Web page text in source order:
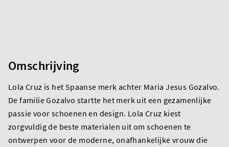
Omschrijving
Lola Cruz is het Spaanse merk achter Maria Jesus Gozalvo.
De familie Gozalvo startte het merk uit een gezamenlijke
passie voor schoenen en design. Lola Cruz kiest
zorgvuldig de beste materialen uit om schoenen te
ontwerpen voor de moderne, onafhankelijke vrouw die